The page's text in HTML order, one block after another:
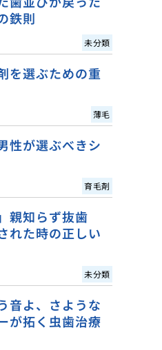
鉄則
未分類
を選ぶための重
薄毛
性が選ぶべきシ
育毛剤
親知らず抜歯
れた時の正しい
未分類
音よ、さような
が拓く虫歯治療